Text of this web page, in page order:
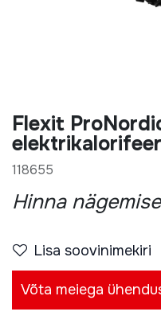
Flexit
elektrikalorifeer
118655
Hinna
Lisa soovinimekiri
Võta meiega